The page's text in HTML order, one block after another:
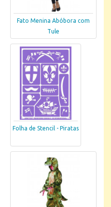
Fato Menina Abóbora com
Tule
Folha de Stencil - Piratas